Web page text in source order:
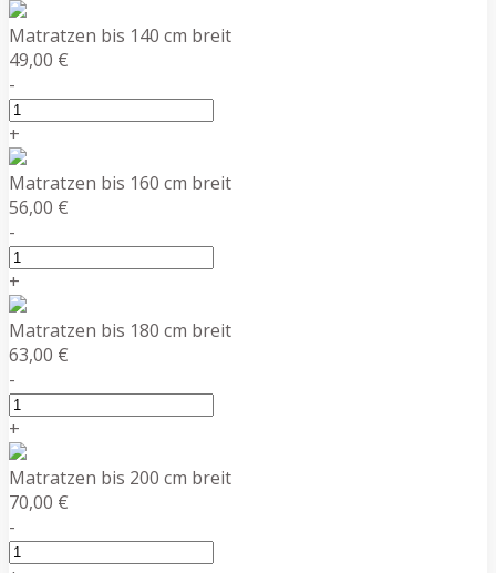
Matratzen bis 140 cm breit
49,00 €
-
+
Matratzen bis 160 cm breit
56,00 €
-
+
Matratzen bis 180 cm breit
63,00 €
-
+
Matratzen bis 200 cm breit
70,00 €
-